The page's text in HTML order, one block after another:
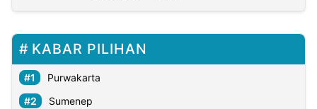
KABAR PILIHAN
Purwakarta
Sumenep